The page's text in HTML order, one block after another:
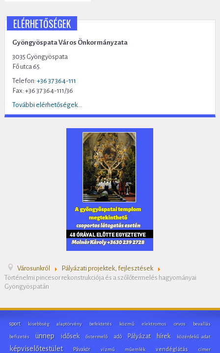
ELÉRHETŐSÉGEK
Gyöngyöspata Város Önkormányzata
3035 Gyöngyöspata
Fő utca 65.
Telefon: +36 37 364-111
Fax: +36 37 364-111/36
További elérhetőségek...
Városunkról
Pályázati projektek, fejlesztések
Történelmi pincesor rekonstrukciója és a szőlőtermelés hagyományai
Gyöngyöspatán
sport kisebbség alaptörvény befektetés közmű elektromos orvos bevallás
befizetés ünnep idősek őstermelő adó Pályázat hírek közérdekű adat
képviselőtestület Pávakör vízmű műemlék vendéglátás címer